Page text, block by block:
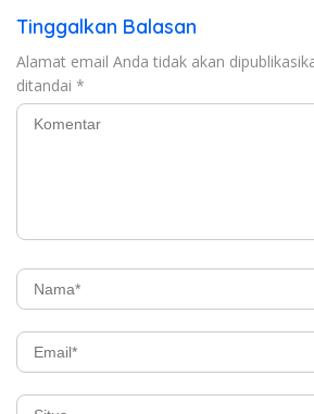
Tinggalkan Balasan
Alamat email Anda tidak akan
ditandai *